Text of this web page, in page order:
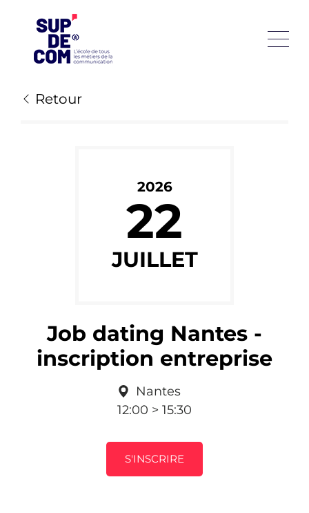
Retour
2026
22
JUILLET
Job dating Nantes -
inscription entreprise
Nantes
12:00 > 15:30
S'INSCRIRE